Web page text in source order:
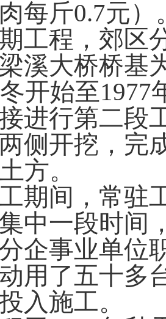
每斤0.7元）
程，郊区分
溪大桥桥基
开始至1977
进行第二段
侧开挖，完
方。
间，常驻工
中一段时间
企事业单位
用了五十多
入施工。